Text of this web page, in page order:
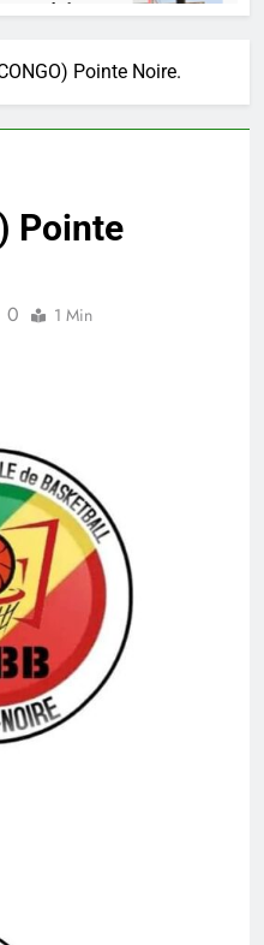
Pointe Noire.
Pointe
0 1 Min